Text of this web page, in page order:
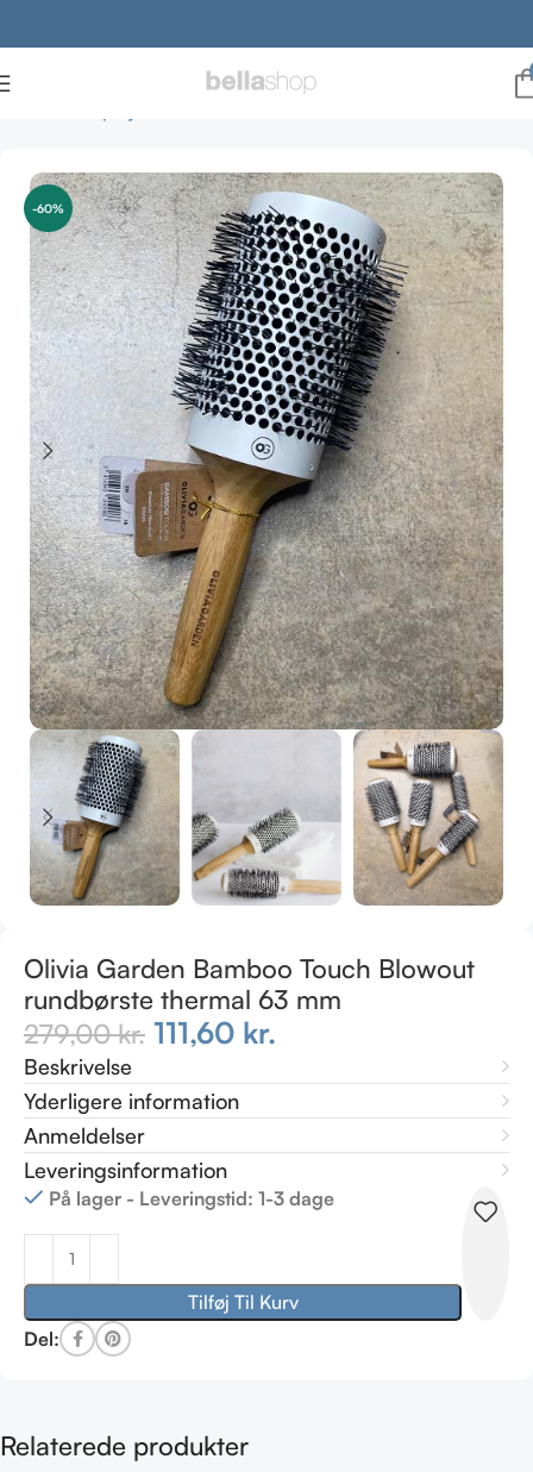
-60%
Olivia Garden Bamboo Touch Blowout
rundbørste thermal 63 mm
279,00kr. 111,60 kr.
Beskrivelse
Yderligere information
Anmeldelser
Leveringsinformation
På lager - Leveringstid: 1-3 dage
Tilføj Til Kurv
Del:
Relaterede produkter